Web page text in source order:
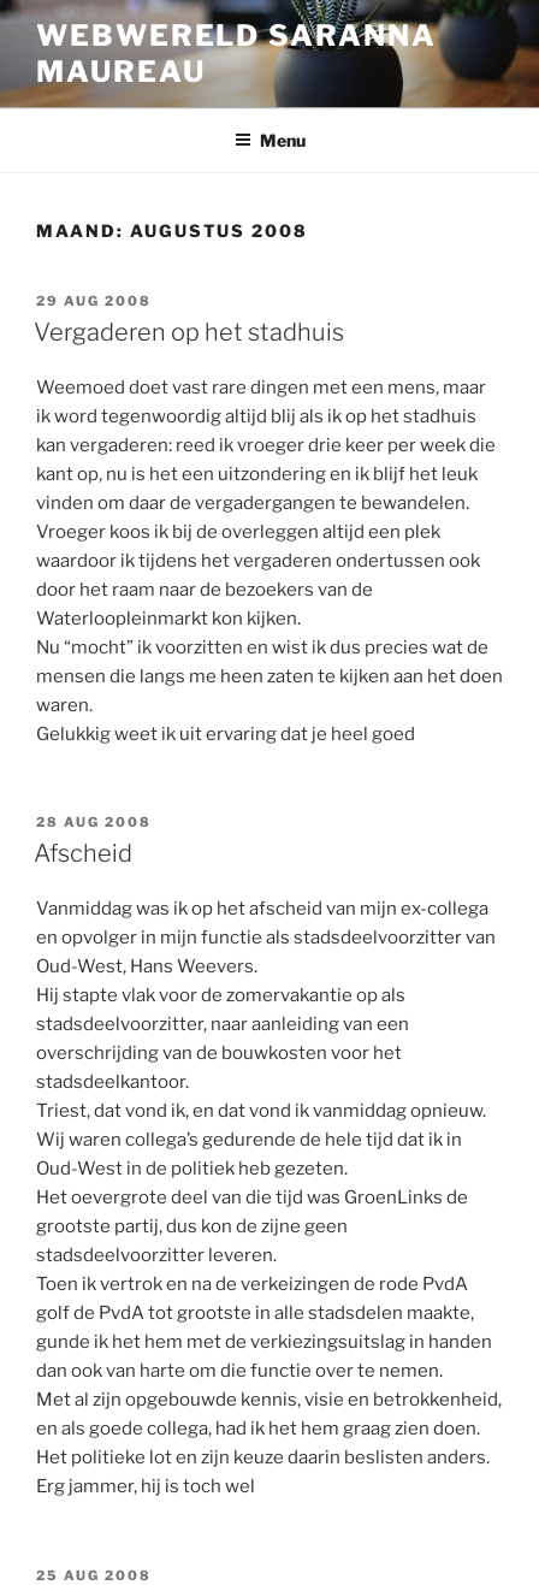
Ga
inhoud
WEBWERELD SARANNA
MAUREAU
Menu
MAAND: AUGUSTUS 2008
GEPLAATST
OP
29 AUG 2008
Vergaderen op het stadhuis
Weemoed doet vast rare dingen met een mens, maar
ik word tegenwoordig altijd blij als ik op het stadhuis
kan vergaderen: reed ik vroeger drie keer per week die
kant op, nu is het een uitzondering en ik blijf het leuk
vinden om daar de vergadergangen te bewandelen.
Vroeger koos ik bij de overleggen altijd een plek
waardoor ik tijdens het vergaderen ondertussen ook
door het raam naar de bezoekers van de
Waterloopleinmarkt kon kijken.
Nu “mocht” ik voorzitten en wist ik dus precies wat de
mensen die langs me heen zaten te kijken aan het doen
waren.
Gelukkig weet ik uit ervaring dat je heel goed
GEPLAATST
OP
28 AUG 2008
Afscheid
Vanmiddag was ik op het afscheid van mijn ex-collega
en opvolger in mijn functie als stadsdeelvoorzitter van
Oud-West, Hans Weevers.
Hij stapte vlak voor de zomervakantie op als
stadsdeelvoorzitter, naar aanleiding van een
overschrijding van de bouwkosten voor het
stadsdeelkantoor.
Triest, dat vond ik, en dat vond ik vanmiddag opnieuw.
Wij waren collega’s gedurende de hele tijd dat ik in
Oud-West in de politiek heb gezeten.
Het oevergrote deel van die tijd was GroenLinks de
grootste partij, dus kon de zijne geen
stadsdeelvoorzitter leveren.
Toen ik vertrok en na de verkeizingen de rode PvdA
golf de PvdA tot grootste in alle stadsdelen maakte,
gunde ik het hem met de verkiezingsuitslag in handen
dan ook van harte om die functie over te nemen.
Met al zijn opgebouwde kennis, visie en betrokkenheid,
en als goede collega, had ik het hem graag zien doen.
Het politieke lot en zijn keuze daarin beslisten anders.
Erg jammer, hij is toch wel
GEPLAATST
25 AUG 2008